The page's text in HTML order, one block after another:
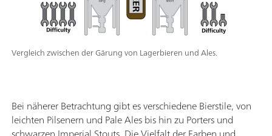
Vergleich zwischen der Gärung von Lagerbieren und Ales.
Bei näherer Betrachtung gibt es verschiedene Bierstile, von
leichten Pilsenern und Pale Ales bis hin zu Porters und